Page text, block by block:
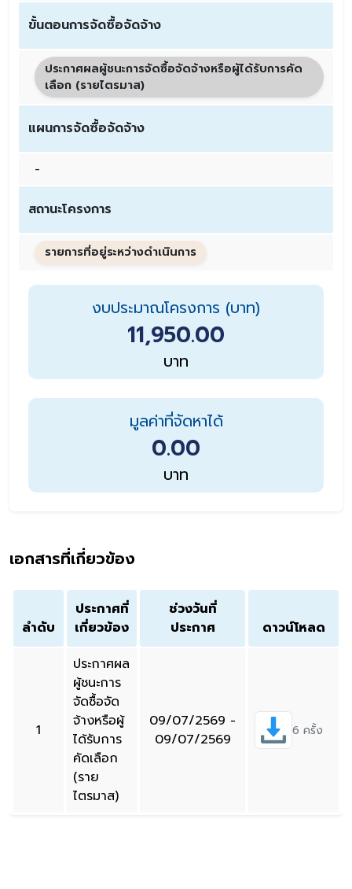
ขั้นตอนการจัดซื้อจัดจ้าง
ประกาศผลผู้ชนะการจัดซื้อจัดจ้างหรือผู้ได้รับการคัด
เลือก (รายไตรมาส)
แผนการจัดซื้อจัดจ้าง
-
สถานะโครงการ
รายการที่อยู่ระหว่างดำเนินการ
งบประมาณโครงการ (บาท)
11,950.00
บาท
มูลค่าที่จัดหาได้
0.00
บาท
เอกสารที่เกี่ยวข้อง
ลำดับ
ประกาศที่
เกี่ยวข้อง
ช่วงวันที่
ประกาศ
ดาวน์โหลด
1
ประกาศผล
ผู้ชนะการ
จัดซื้อจัด
จ้างหรือผู้
ได้รับการ
คัดเลือก
(ราย
ไตรมาส)
09/07/2569 -
09/07/2569
6 ครั้ง